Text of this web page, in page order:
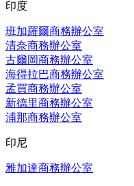
印度
班加羅爾商務辦公室
清奈商務辦公室
古爾岡商務辦公室
海得拉巴商務辦公室
孟買商務辦公室
新德里商務辦公室
浦那商務辦公室
印尼
雅加達商務辦公室